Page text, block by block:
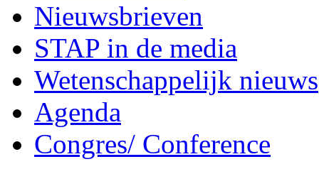
Nieuwsbrieven
STAP in de media
Wetenschappelijk nieuws
Agenda
Congres/ Conference